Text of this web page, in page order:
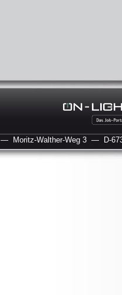
— Moritz-Walther-Weg 3 — D-